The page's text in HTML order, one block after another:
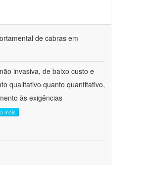
de cabras em
invasiva, de baixo custo e
qualitativo quanto quantitativo,
às exigências
mais